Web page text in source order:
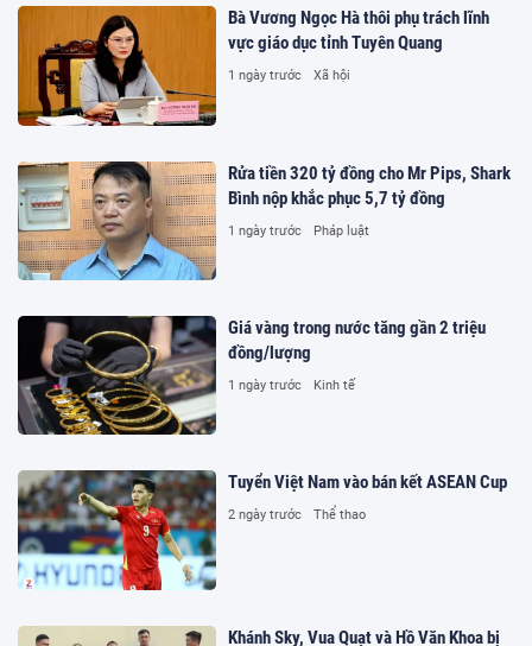
Bà Vương Ngọc Hà thôi phụ trách lĩnh
vực giáo dục tỉnh Tuyên Quang
1 ngày trước Xã hội
Rửa tiền 320 tỷ đồng cho Mr Pips, Shark
Bình nộp khắc phục 5,7 tỷ đồng
1 ngày trước Pháp luật
Giá vàng trong nước tăng gần 2 triệu
đồng/lượng
1 ngày trước Kinh tế
Tuyển Việt Nam vào bán kết ASEAN Cup
2 ngày trước Thể thao
Khánh Sky, Vua Quạt và Hồ Văn Khoa bị